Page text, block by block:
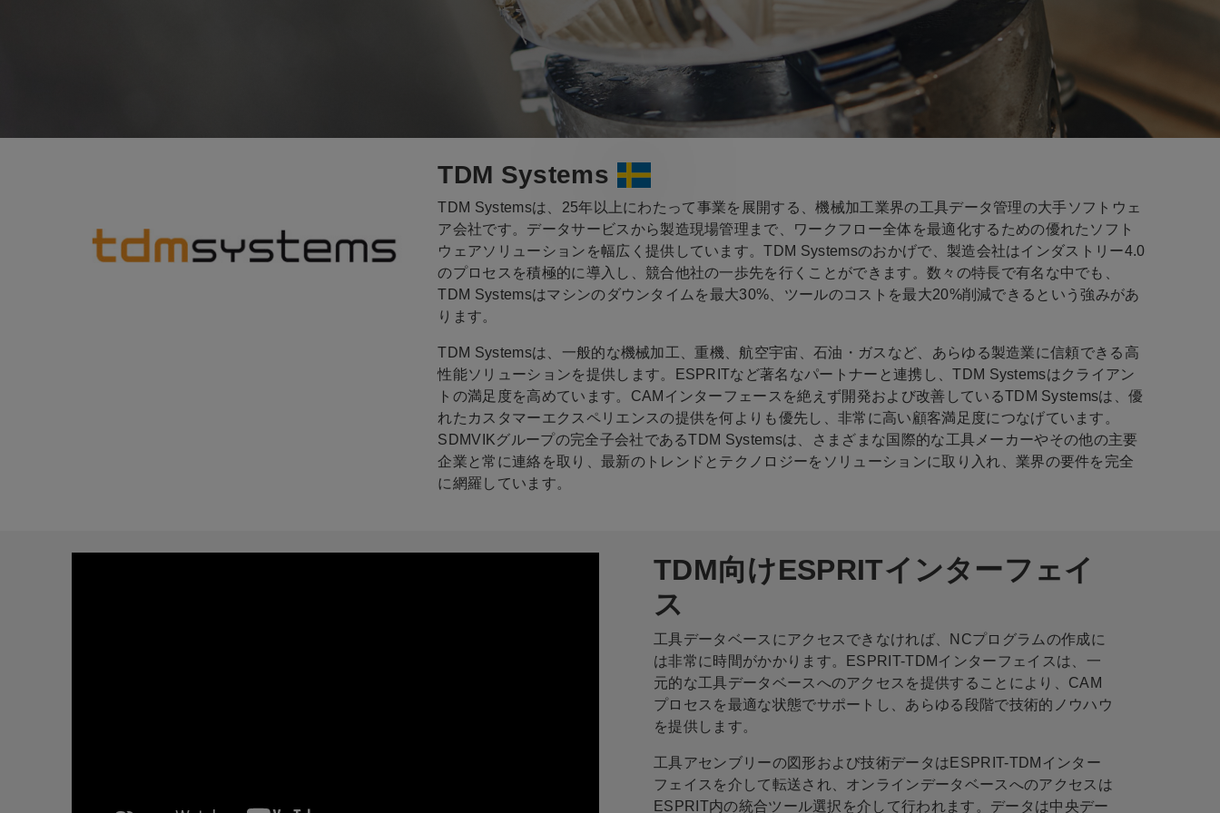
TDM Systems
TDM Systemsは、25年以上にわたって事業を展開する、機械加工業界の工具データ管理の大手ソフトウェ
ア会社です。データサービスから製造現場管理まで、ワークフロー全体を最適化するための優れたソフト
ウェアソリューションを幅広く提供しています。TDM Systemsのおかげで、製造会社はインダストリー4.0
のプロセスを積極的に導入し、競合他社の一歩先を行くことができます。数々の特長で有名な中でも、
TDM Systemsはマシンのダウンタイムを最大30%、ツールのコストを最大20%削減できるという強みがあ
ります。
TDM Systemsは、一般的な機械加工、重機、航空宇宙、石油・ガスなど、あらゆる製造業に信頼できる高
性能ソリューションを提供します。ESPRITなど著名なパートナーと連携し、TDM Systemsはクライアン
トの満足度を高めています。CAMインターフェースを絶えず開発および改善しているTDM Systemsは、優
れたカスタマーエクスペリエンスの提供を何よりも優先し、非常に高い顧客満足度につなげています。
SDMVIKグループの完全子会社であるTDM Systemsは、さまざまな国際的な工具メーカーやその他の主要
企業と常に連絡を取り、最新のトレンドとテクノロジーをソリューションに取り入れ、業界の要件を完全
に網羅しています。
TDM向けESPRITインターフェイ
ス
工具データベースにアクセスできなければ、NCプログラムの作成に
は非常に時間がかかります。ESPRIT-TDMインターフェイスは、一
元的な工具データベースへのアクセスを提供することにより、CAM
プロセスを最適な状態でサポートし、あらゆる段階で技術的ノウハウ
を提供します。
工具アセンブリーの図形および技術データはESPRIT-TDMインター
フェイスを介して転送され、オンラインデータベースへのアクセスは
ESPRIT内の統合ツール選択を介して行われます。データは中央デー